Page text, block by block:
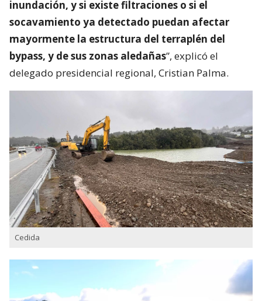
inundación, y si existe filtraciones o si el
socavamiento ya detectado puedan afectar
mayormente la estructura del terraplén del
bypass, y de sus zonas aledañas”, explicó el
delegado presidencial regional, Cristian Palma.
Cedida